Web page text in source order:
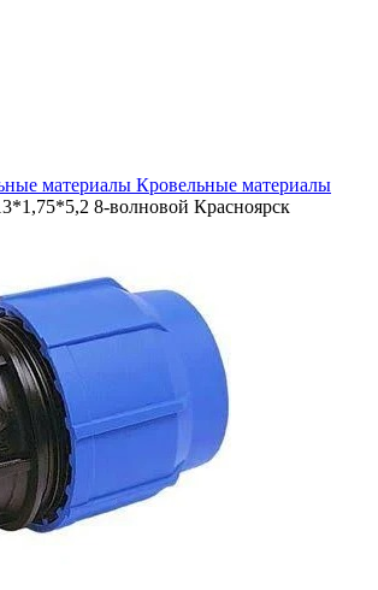
материалы Кровельные материалы
8-волновой Красноярск